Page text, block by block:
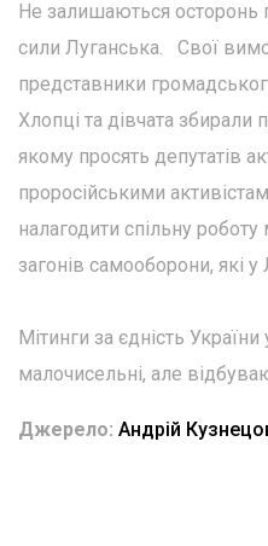
Не залишаються осторонь
сили Луганська. Свої
представники
Хлопці та дівчата збирали
якому просять депутатів
проросійськими
налагодити спільну роботу
загонів самооборони, які
Мітинги за єдність
малочисельні, але
Джерело: Андрій